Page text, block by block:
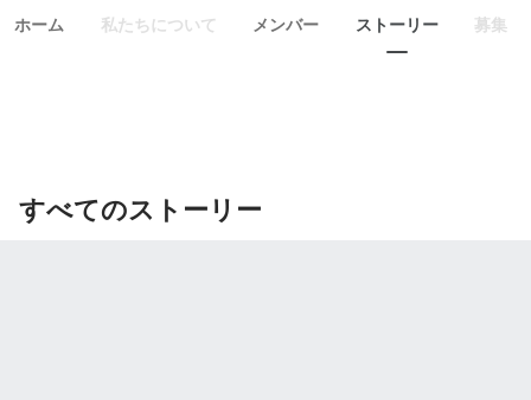
ホーム 私たちについて メンバー ストーリー 募集
すべてのストーリー